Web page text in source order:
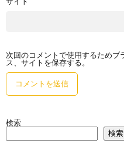
次回のコメントで使用するためブ
ス、サイトを保存する。
検索
検索